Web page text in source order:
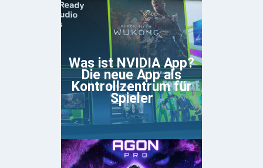
Was ist NVIDIA App?
Die neue App als
Kontrollzentrum für
Spieler